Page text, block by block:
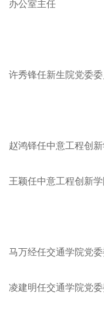
办公室主任
许秀锋任新生院党委
赵鸿铎任中意工程创新
王颖任中意工程创新
马万经任交通学院党
凌建明任交通学院党